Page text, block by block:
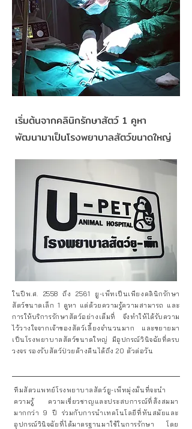
เริ่มต้นจากคลินิกรักษาสัตว์ 1 คูหา
พัฒนามาเป็นโรงพยาบาลสัตว์ขนาดใหญ่
ในปีพ.ศ. 2558 ถึง 2561 ยู-เพ็ทเป็นเพียงคลินิกรักษา
สัตว์ขนาดเล็ก 1 คูหา แต่ด้วยความรู้ความสามารถ และ
การให้บริการรักษาสัตว์อย่างเต็มที่ จึงทำให้ได้รับความ
ไว้วางใจจากเจ้าของสัตว์เลี้ยงจำนวนมาก และขยายมา
เป็นโรงพยาบาลสัตว์ขนาดใหญ่ มีอุปกรณ์วินิจฉัยที่ครบ
วงจร รองรับสัตว์ป่วยค้างคืนได้ถึง 20 ตัวต่อวัน
ทีมสัตวแพทย์โรงพยาบาลสัตว์ยู-เพ็ทมุ่งมั่นที่จะนำ
ความรู้ ความเชี่ยวชาญและประสบการณ์ที่สั่งสมมา
มากกว่า 9 ปี ร่วมกับการนำเทคโนโลยีที่ทันสมัยและ
อุปกรณ์วินิจฉัยที่ได้มาตรฐานมาใช้ในการรักษา โดย